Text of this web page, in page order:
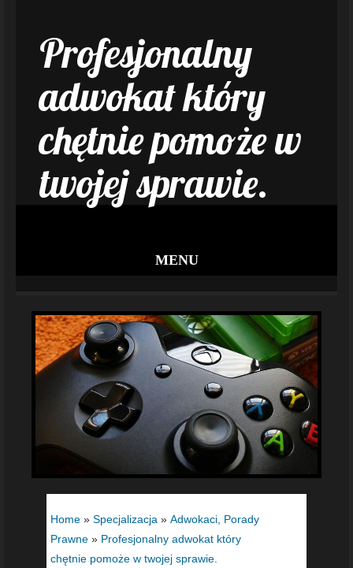
Profesjonalny
adwokat który
chętnie pomoże w
twojej sprawie.
MENU
Home » Specjalizacja » Adwokaci, Porady
Prawne » Profesjonalny adwokat który
chętnie pomoże w twojej sprawie.